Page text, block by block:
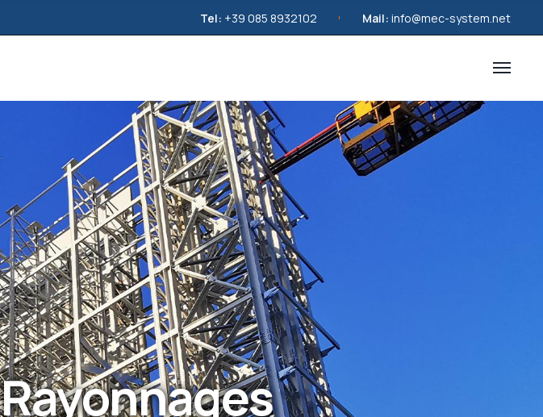
Tel: +39 085 8932102 Mail: info@mec-system.net
Rayonnages